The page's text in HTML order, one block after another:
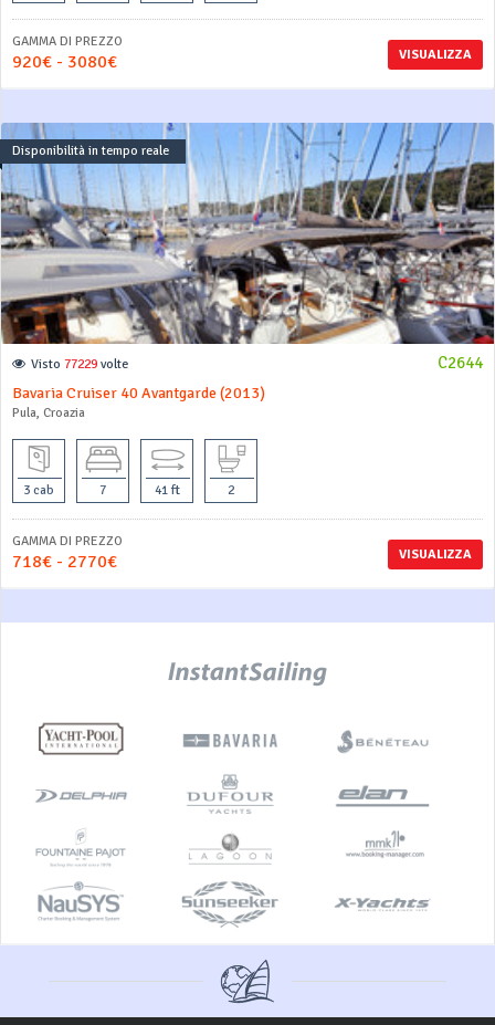
VISUALIZZA
GAMMA DI PREZZO
920€ - 3080€
Disponibilità in tempo reale
C2644
Visto 77229 volte
Bavaria Cruiser 40 Avantgarde (2013)
Pula, Croazia
3 cab 7 41 ft 2
VISUALIZZA
GAMMA DI PREZZO
718€ - 2770€